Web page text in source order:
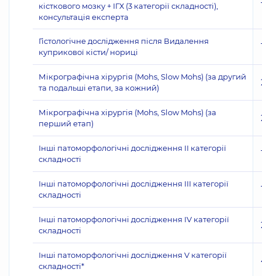
кісткового мозку + ІГХ (3 категорії складності),
консультація експерта
Гістологічне дослідження після Видалення
куприкової кісти/ нориці
Мікрографічна хірургія (Mohs, Slow Mohs) (за другий
та подальші етапи, за кожний)
Мікрографічна хірургія (Mohs, Slow Mohs) (за
перший етап)
Інші патоморфологічні дослідження II категорії
складності
Інші патоморфологічні дослідження III категорії
складності
Інші патоморфологічні дослідження IV категорії
складності
Інші патоморфологічні дослідження V категорії
складності*